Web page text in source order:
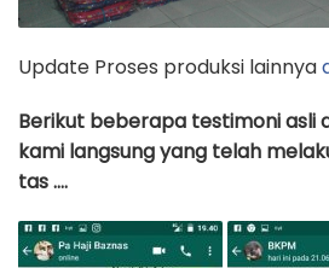
Update Proses produksi lainnya
Berikut beberapa testimoni asli
kami langsung yang telah
tas ….